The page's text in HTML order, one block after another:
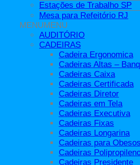
Estações de Trabalho SP
Mesa para Refeitório RJ
MENUMENU
AUDITÓRIO
CADEIRAS
Cadeira Ergonomica
Cadeiras Altas –
Cadeiras Caixa
Cadeiras Certificada
Cadeiras Diretor
Cadeiras em Tela
Cadeiras Executiva
Cadeiras Fixas
Cadeiras Longarina
Cadeiras para Obesos
Cadeiras
Cadeiras Presidente
Escolher móveis para escritório
desafiadora, pois exige pesquisa e
Niteroflex Móveis para Escritório
projetos com a utilização de
design moderno e atraente.
Saiba Mais
Receba Novidades